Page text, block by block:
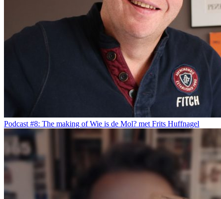
Podcast #8: The making of Wie is de Mol? met Frits Huffnagel